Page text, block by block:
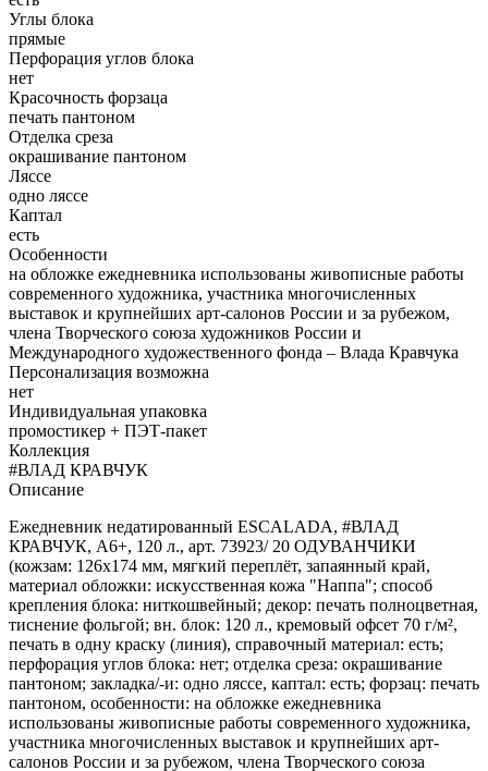
Углы блока
прямые
Перфорация углов блока
нет
Красочность форзаца
печать пантоном
Отделка среза
окрашивание пантоном
Ляссе
одно ляссе
Каптал
есть
Особенности
на обложке ежедневника использованы живописные работы
современного художника, участника многочисленных
выставок и крупнейших арт-салонов России и за рубежом,
члена Творческого союза художников России и
Международного художественного фонда – Влада Кравчука
Персонализация возможна
нет
Индивидуальная упаковка
промостикер + ПЭТ-пакет
Коллекция
#ВЛАД КРАВЧУК
Описание
Ежедневник недатированный ESCALADA, #ВЛАД
КРАВЧУК, А6+, 120 л., арт. 73923/ 20 ОДУВАНЧИКИ
(кожзам: 126х174 мм, мягкий переплёт, запаянный край,
материал обложки: искусственная кожа "Наппа"; способ
крепления блока: ниткошвейный; декор: печать полноцветная,
тиснение фольгой; вн. блок: 120 л., кремовый офсет 70 г/м²,
печать в одну краску (линия), справочный материал: есть;
перфорация углов блока: нет; отделка среза: окрашивание
пантоном; закладка/-и: одно ляссе, каптал: есть; форзац: печать
пантоном, особенности: на обложке ежедневника
использованы живописные работы современного художника,
участника многочисленных выставок и крупнейших арт-
салонов России и за рубежом, члена Творческого союза